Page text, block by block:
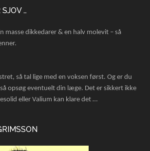
…
masse dikkedarer & en halv molevit – så
så tal lige med en voksen først. Og er du
opsøg eventuelt din læge. Det er sikkert ikke
eller Valium kan klare det …